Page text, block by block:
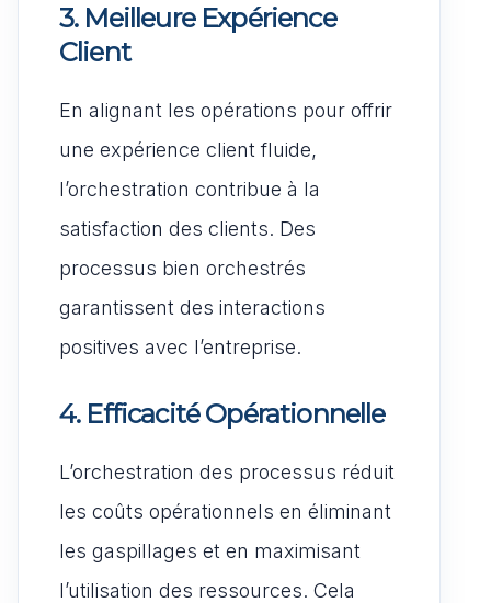
3. Meilleure Expérience
Client
En alignant les opérations pour offrir
une expérience client fluide,
l’orchestration contribue à la
satisfaction des clients. Des
processus bien orchestrés
garantissent des interactions
positives avec l’entreprise.
4. Efficacité Opérationnelle
L’orchestration des processus réduit
les coûts opérationnels en éliminant
les gaspillages et en maximisant
l’utilisation des ressources. Cela